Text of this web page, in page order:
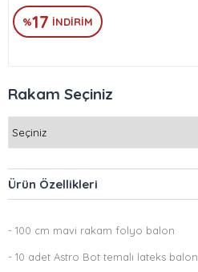
%17 İNDIRIM
Rakam Seçiniz
Ürün Özellikleri
- 100 cm mavi rakam folyo balon
- 10 adet Astro Bot temalı lateks balon